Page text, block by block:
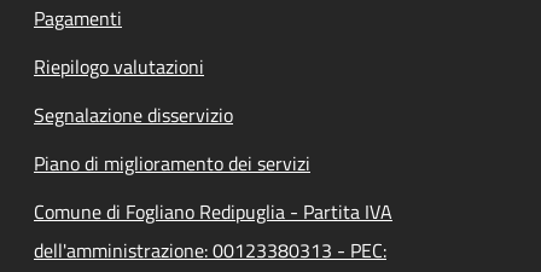
Pagamenti
Riepilogo valutazioni
Segnalazione disservizio
Piano di miglioramento dei servizi
Comune di Fogliano Redipuglia - Partita IVA
dell'amministrazione: 00123380313 - PEC: